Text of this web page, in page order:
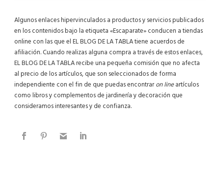
Algunos enlaces hipervinculados a productos y servicios publicados
en los contenidos bajo la etiqueta «Escaparate» conducen a tiendas
online con las que el EL BLOG DE LA TABLA tiene acuerdos de
afiliación. Cuando realizas alguna compra a través de estos enlaces,
EL BLOG DE LA TABLA recibe una pequeña comisión que no afecta
al precio de los artículos, que son seleccionados de forma
independiente con el fin de que puedas encontraron lineartículos
como libros y complementos de jardinería y decoración que
consideramos interesantes y de confianza.